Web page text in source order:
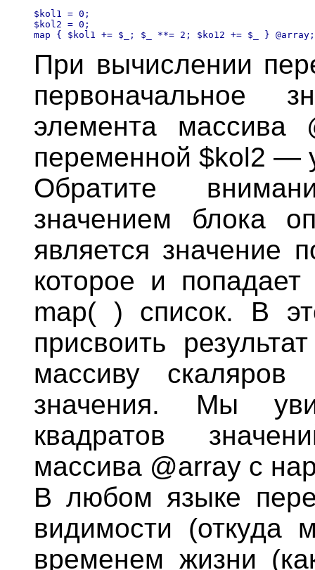
$kol1 = 0;
$kol2 = 0;
При вычислении
первоначальное
элемента массива
переменной $kol2 —
Обратите
значением блока
является значение
которое и
map( ) список. В
присвоить
массиву
значения. Мы
квадратов
массива @аrrау с
В любом языке
видимости (откуда
временем жизни